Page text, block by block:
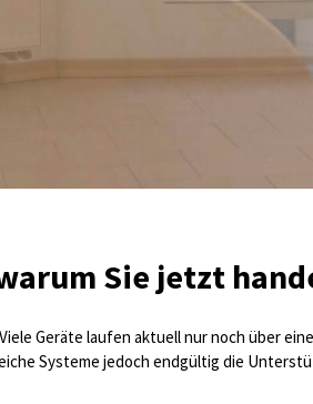
Sie jetzt
Geräte laufen aktuell nur noch über
Systeme jedoch endgültig die